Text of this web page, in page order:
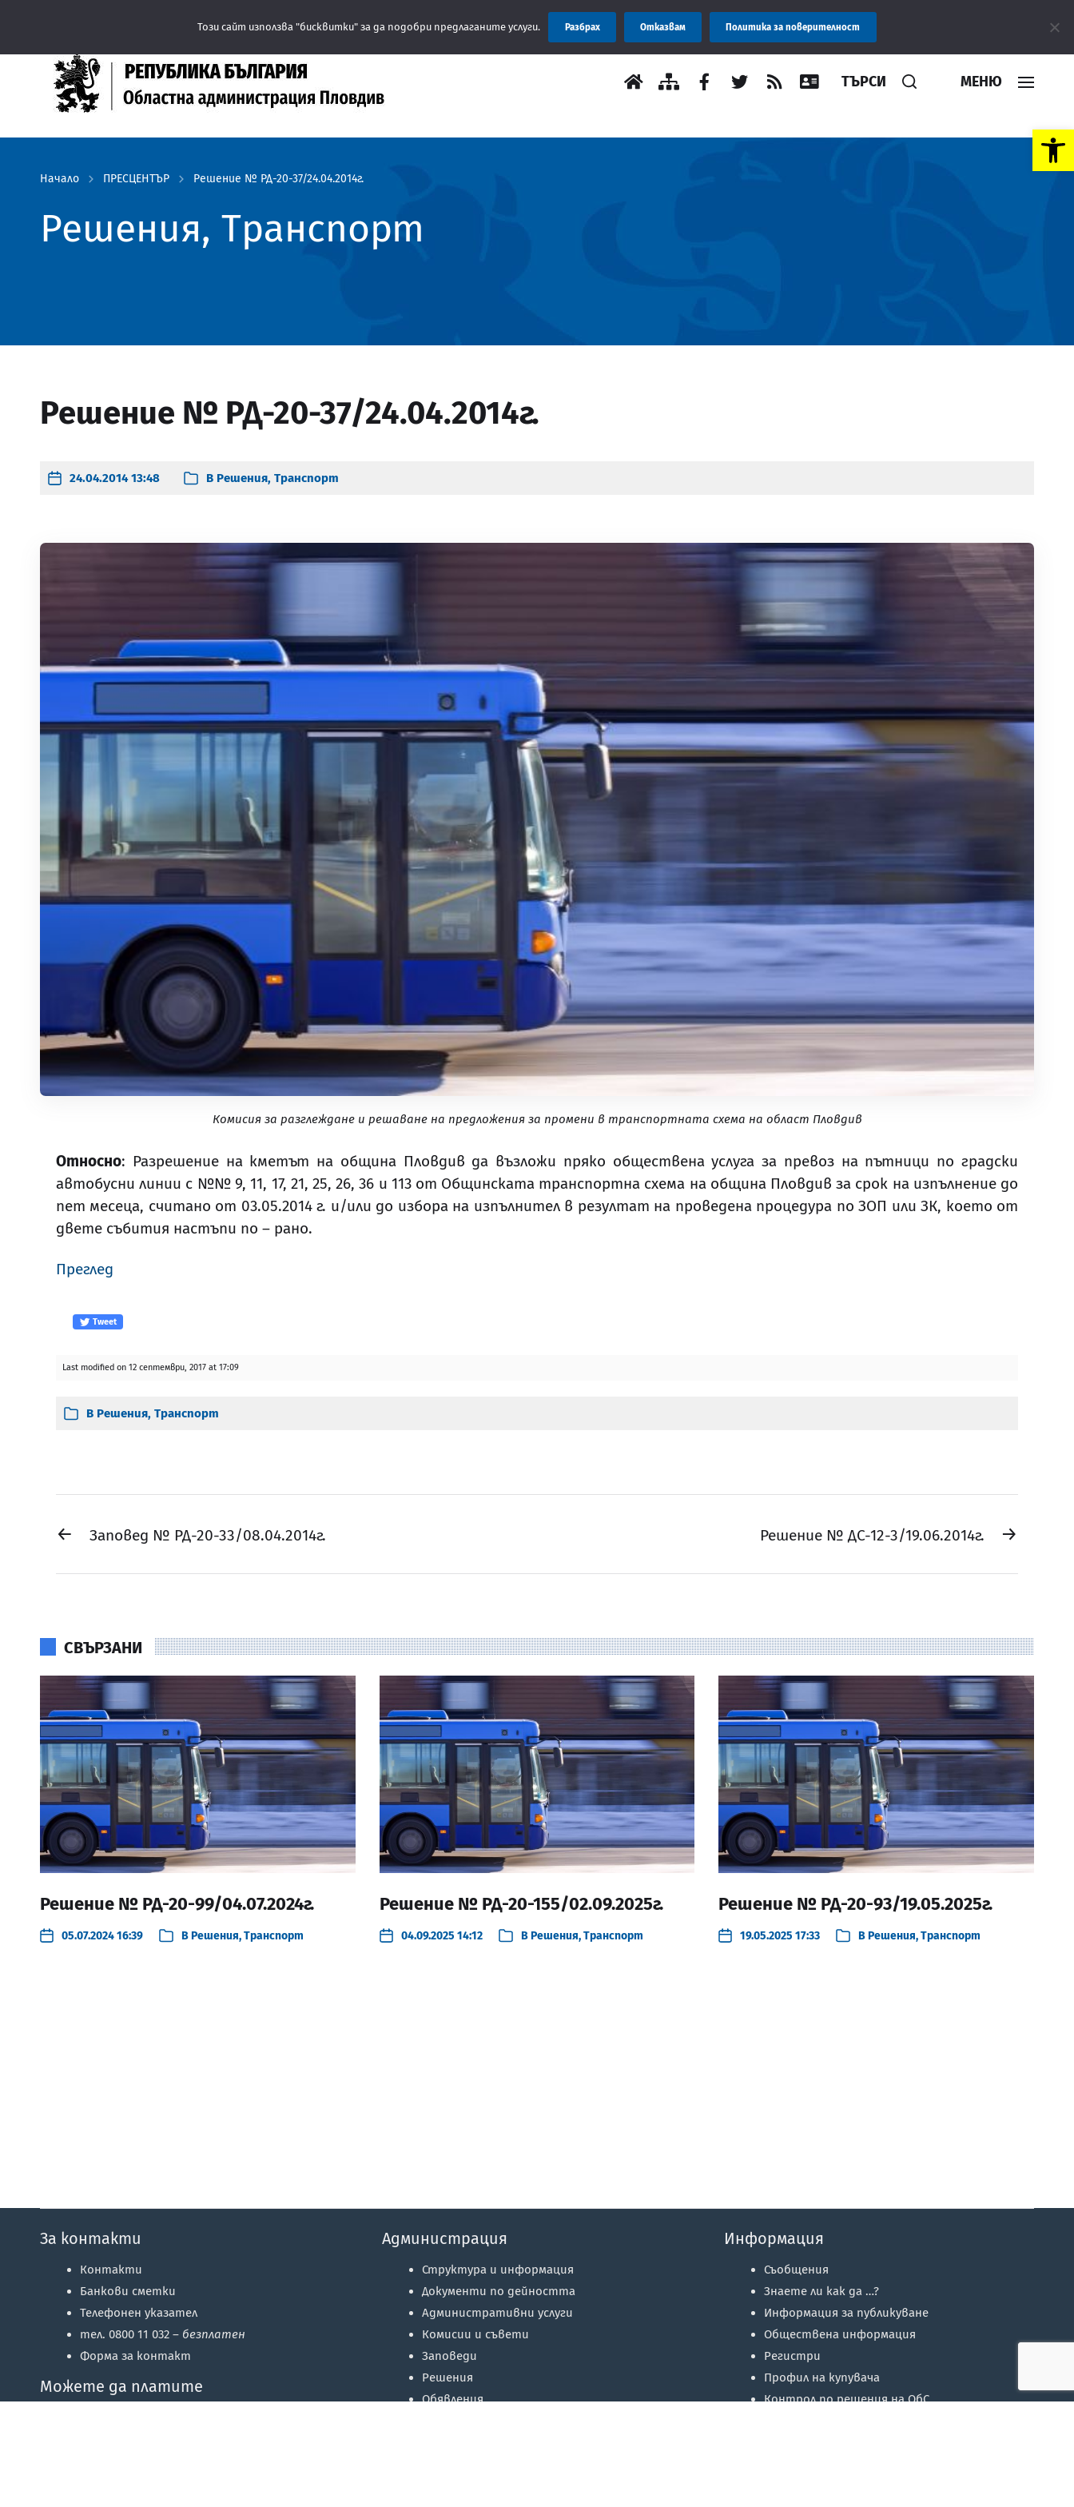
Open toolbar
Съобщение: Областна администрация Пловдив препоръчва
ТЪРСИ МЕНЮ
Начало ПРЕСЦЕНТЪР Решение № РД-20-37/24.04.2014г.
Решения, Транспорт
Решение № РД-20-37/24.04.2014г.
24.04.2014 13:48 В Решения, Транспорт
Комисия за разглеждане и решаване на предложения за промени в транспортната схема на област Пловдив
Относно: Разрешение на кметът на община Пловдив да възложи пряко обществена услуга за превоз на пътници по градски
автобусни линии с №№ 9, 11, 17, 21, 25, 26, 36 и 113 от Общинската транспортна схема на община Пловдив за срок на изпълнение до
пет месеца, считано от 03.05.2014 г. и/или до избора на изпълнител в резултат на проведена процедура по ЗОП или ЗК, което от
двете събития настъпи по – рано.
Преглед
Tweet
Last modified on 12 септември, 2017 at 17:09
В Решения, Транспорт
← Заповед № РД-20-33/08.04.2014г. →
Решение № ДС-12-3/19.06.2014г.
СВЪРЗАНИ
Решение № РД-20-99/04.07.2024г.
05.07.2024 16:39 ВРешения,Транспорт
Решение № РД-20-155/02.09.2025г.
04.09.2025 14:12 ВРешения,Транспорт
Решение № РД-20-93/19.05.2025г.
19.05.2025 17:33 ВРешения,Транспорт
За контакти
Контакти
Банкови сметки
Телефонен указател
тел. 0800 11 032 – безплатен
Форма за контакт
Можете да платите
Администрация
Структура и информация
Документи по дейността
Административни услуги
Комисии и съвети
Заповеди
Решения
Обявления
Информация
Съобщения
Знаете ли как да …?
Информация за публикуване
Обществена информация
Регистри
Профил на купувача
Контрол по решения на ОбС
Този сайт използва "бисквитки" за да подобри предлаганите услуги. Разбрах Отказвам Политика за поверителност